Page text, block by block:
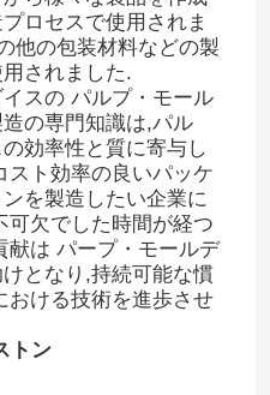
ロセスで使用されま
他の包装材料などの製
されました.
スの パルプ・モール
の専門知識は,パル
効率性と質に寄与し
スト効率の良いパッケ
を製造したい企業に
可欠でした時間が経つ
献は パープ・モールデ
となり,持続可能な慣
おける技術を進歩させ
トン